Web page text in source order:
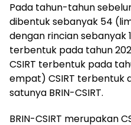
Pada tahun-tahun
dibentuk sebanyak 54
dengan rincian sebanyak
terbentuk pada tahun
CSIRT terbentuk pada
empat) CSIRT terbentuk
satunya BRIN-CSIRT.
BRIN-CSIRT merupakan